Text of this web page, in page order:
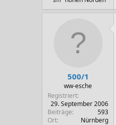
500/1
ww-esche
Registriert
29. September 2006
Beiträge
593
Ort
Nürnberg